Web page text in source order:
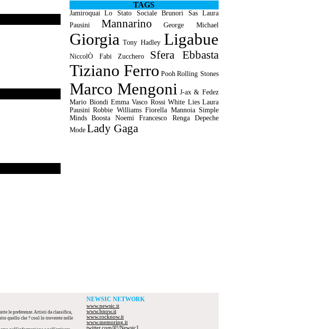
TAGS
Jamiroquai Lo Stato Sociale Brunori Sas
Laura
Pausini
Mannarino George Michael
Giorgia Tony Hadley Ligabue
NiccolÒ Fabi Zucchero Sfera Ebbasta
Tiziano Ferro Pooh Rolling Stones
Marco Mengoni J-ax & Fedez
Mario Biondi Emma Vasco Rossi White Lies Laura
Pausini Robbie Williams Fiorella Mannoia Simple
Minds
Boosta Noemi Francesco Renga
Depeche
Mode Lady Gaga
le preferenze. Artisti da classifica,
quello che ? cool lo troverete nelle
NEWSIC NETWORK
www.newsic.it
www.bnow.it
www.rocknow.it
www.memoring.it
twitter.com/#!/Newsic1